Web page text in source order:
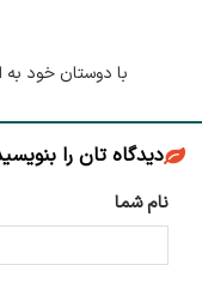
با دوستان خود به
دیدگاه تان را
نام شما